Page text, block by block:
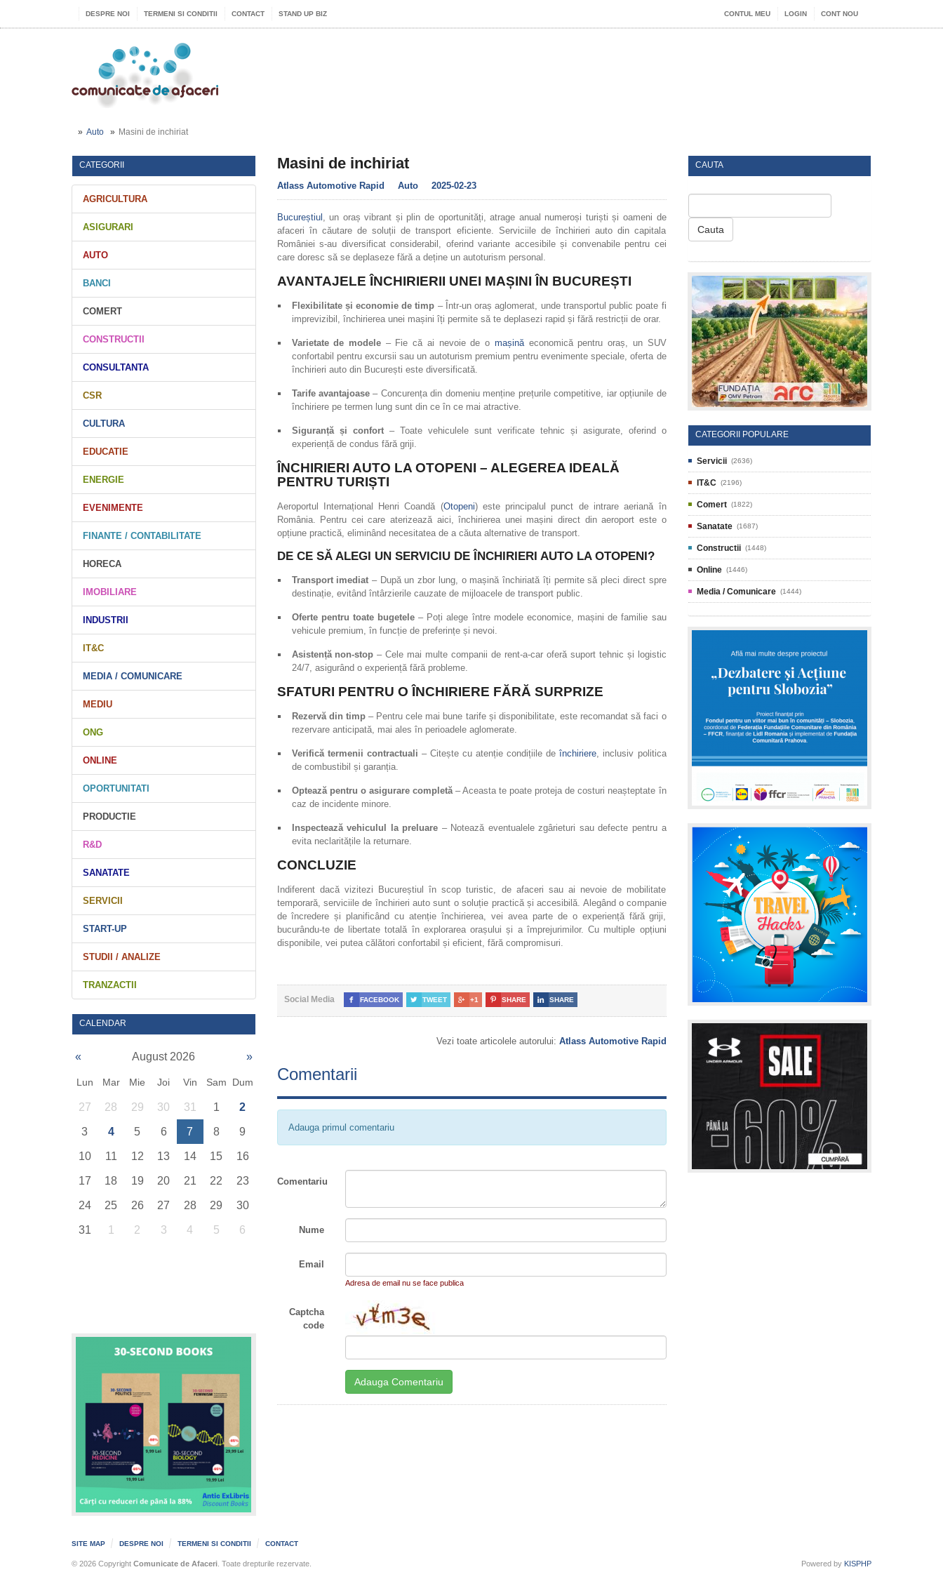
DESPRE NOI TERMENI SI CONDITII CONTACT STAND UP BIZ CONTUL MEU LOGIN CONT NOU
Auto Masini de inchiriat
CATEGORII
AGRICULTURA
ASIGURARI
AUTO
BANCI
COMERT
CONSTRUCTII
CONSULTANTA
CSR
CULTURA
EDUCATIE
ENERGIE
EVENIMENTE
FINANTE / CONTABILITATE
HORECA
IMOBILIARE
INDUSTRII
IT&C
MEDIA / COMUNICARE
MEDIU
ONG
ONLINE
OPORTUNITATI
PRODUCTIE
R&D
SANATATE
SERVICII
START-UP
STUDII / ANALIZE
TRANZACTII
CALENDAR
« August 2026 »
Lun Mar Mie Joi Vin Sam Dum
27 28 29 30 31 1 2
3 4 5 6 7 8 9
10 11 12 13 14 15 16
17 18 19 20 21 22 23
24 25 26 27 28 29 30
31 1 2 3 4 5 6
Masini de inchiriat
Atlass Automotive Rapid Auto 2025-02-23
Bucureștiul , un oraș vibrant și plin de oportunități, atrage anual numeroși turiști și oameni de
afaceri în căutare de soluții de transport eficiente. Serviciile de închirieri auto din capitala
României s-au diversificat considerabil, oferind variante accesibile și convenabile pentru cei
care doresc să se deplaseze fără a deține un autoturism personal.
AVANTAJELE ÎNCHIRIERII UNEI MAȘINI ÎN BUCUREȘTI
Flexibilitate și economie de timp – Într-un oraș aglomerat, unde transportul public poate fi
imprevizibil, închirierea unei mașini îți permite să te deplasezi rapid și fără restricții de orar.
Varietate de modele– Fie că ai nevoie de o mașinăeconomică pentru oraș, un SUV
confortabil pentru excursii sau un autoturism premium pentru evenimente speciale, oferta de
închirieri auto din București este diversificată.
Tarife avantajoase– Concurența din domeniu menține prețurile competitive, iar opțiunile de
închiriere pe termen lung sunt din ce în ce mai atractive.
Siguranță și confort– Toate vehiculele sunt verificate tehnic și asigurate, oferind o
experiență de condus fără griji.
ÎNCHIRIERI AUTO LA OTOPENI – ALEGEREA IDEALĂ
PENTRU TURIȘTI
Aeroportul Internațional Henri Coandă (Otopeni) este principalul punct de intrare aeriană în
România. Pentru cei care aterizează aici, închirierea unei mașini direct din aeroport este o
opțiune practică, eliminând necesitatea de a căuta alternative de transport.
DE CE SĂ ALEGI UN SERVICIU DE ÎNCHIRIERI AUTO LA OTOPENI?
Transport imediat – După un zbor lung, o mașină închiriată îți permite să pleci direct spre
destinație, evitând întârzierile cauzate de mijloacele de transport public.
Oferte pentru toate bugetele– Poți alege între modele economice, mașini de familie sau
vehicule premium, în funcție de preferințe și nevoi.
Asistență non-stop – Cele mai multe companii de rent-a-car oferă suport tehnic și logistic
24/7, asigurând o experiență fără probleme.
SFATURI PENTRU O ÎNCHIRIERE FĂRĂ SURPRIZE
Rezervă din timp– Pentru cele mai bune tarife și disponibilitate, este recomandat să faci o
rezervare anticipată, mai ales în perioadele aglomerate.
Verifică termenii contractuali – Citește cu atenție condițiile deînchiriere, inclusiv politica
de combustibil și garanția.
Optează pentru o asigurare completă– Aceasta te poate proteja de costuri neașteptate în
caz de incidente minore.
Inspectează vehiculul la preluare – Notează eventualele zgârieturi sau defecte pentru a
evita neclaritățile la returnare.
CONCLUZIE
Indiferent dacă vizitezi Bucureștiul în scop turistic, de afaceri sau ai nevoie de mobilitate
temporară, serviciile de închirieri auto sunt o soluție practică și accesibilă. Alegând o companie
de încredere și planificând cu atenție închirierea, vei avea parte de o experiență fără griji,
bucurându-te de libertate totală în explorarea orașului și a împrejurimilor. Cu multiple opțiuni
disponibile, vei putea călători confortabil și eficient, fără compromisuri.
Social Media  FACEBOOK  TWEET  +1  SHARE  SHARE
Vezi toate articolele autorului: Atlass Automotive Rapid
Comentarii
Adauga primul comentariu
Comentariu
Nume
Email
Adresa de email nu se face publica
Captcha
code
CAUTA
Cauta
CATEGORII POPULARE
Servicii (2636)
IT&C (2196)
Comert (1822)
Sanatate (1687)
Constructii (1448)
Online (1446)
Media / Comunicare (1444)
SITE MAP DESPRE NOI TERMENI SI CONDITII CONTACT
© 2026 Copyright Comunicate de Afaceri . Toate drepturile rezervate. Powered by KISPHP